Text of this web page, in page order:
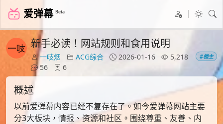
爱弹幕 Beta
新手必读！网站规则和食用说明
一吱烟 ACG综合 2026-01-16
5,218
56
6
#楼主
概述
以前爱弹幕内容已经不复存在了。如今爱弹幕网站主要
分3大板块，情报、资源和社区。围绕尊重、友善、内